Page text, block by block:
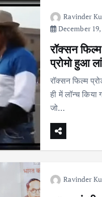
Ravinder
December 19,
रॉक्सन
प्रोमो हुआ
रॉक्सन फिल्म
ही में लॉन्च
जो…
Ravinder